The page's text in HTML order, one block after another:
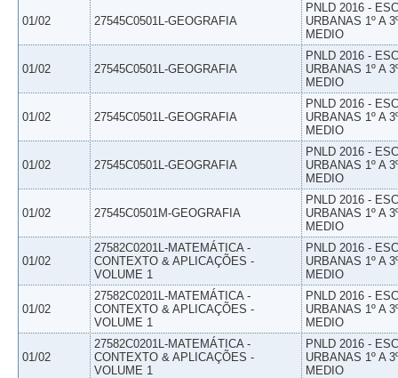
01/02 27545C0501L-GEOGRAFIA
PNLD 2016 -
URBANAS 1º A
MEDIO
01/02 27545C0501L-GEOGRAFIA
PNLD 2016 -
URBANAS 1º A
MEDIO
01/02 27545C0501L-GEOGRAFIA
PNLD 2016 -
URBANAS 1º A
MEDIO
01/02 27545C0501L-GEOGRAFIA
PNLD 2016 -
URBANAS 1º A
MEDIO
01/02 27545C0501M-GEOGRAFIA
PNLD 2016 -
URBANAS 1º A
MEDIO
01/02
27582C0201L-MATEMÁTICA -
CONTEXTO & APLICAÇÕES -
VOLUME 1
PNLD 2016 -
URBANAS 1º A
MEDIO
01/02
27582C0201L-MATEMÁTICA -
CONTEXTO & APLICAÇÕES -
VOLUME 1
PNLD 2016 -
URBANAS 1º A
MEDIO
01/02
27582C0201L-MATEMÁTICA -
CONTEXTO & APLICAÇÕES -
VOLUME 1
PNLD 2016 -
URBANAS 1º A
MEDIO